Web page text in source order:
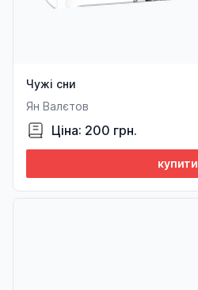
Чужі сни
Ян Валєтов
Ціна: 200 грн.
купити